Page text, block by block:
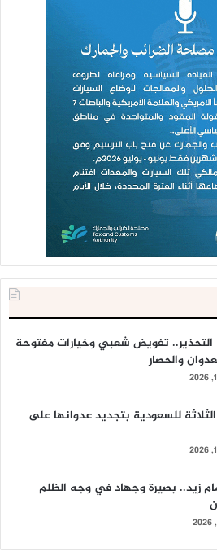
التحذير.. تفويض شعبي وخيارات مفتوحة
والحصار
الثلاثة للسعودية بتجديد عدوانها على
زيد.. بصيرة وجهاد في وجه الظلم